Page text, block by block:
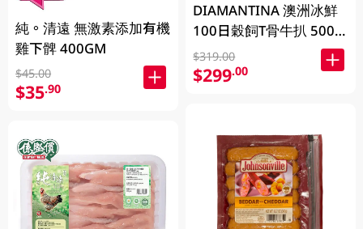
純。清遠 無激素添加有機
雞下髀 400GM
$45.00
$35.90
DIAMANTINA 澳洲冰鮮
100日穀飼T骨牛扒 500
克 (包裝隨機發貨)
$319.00
$299.00